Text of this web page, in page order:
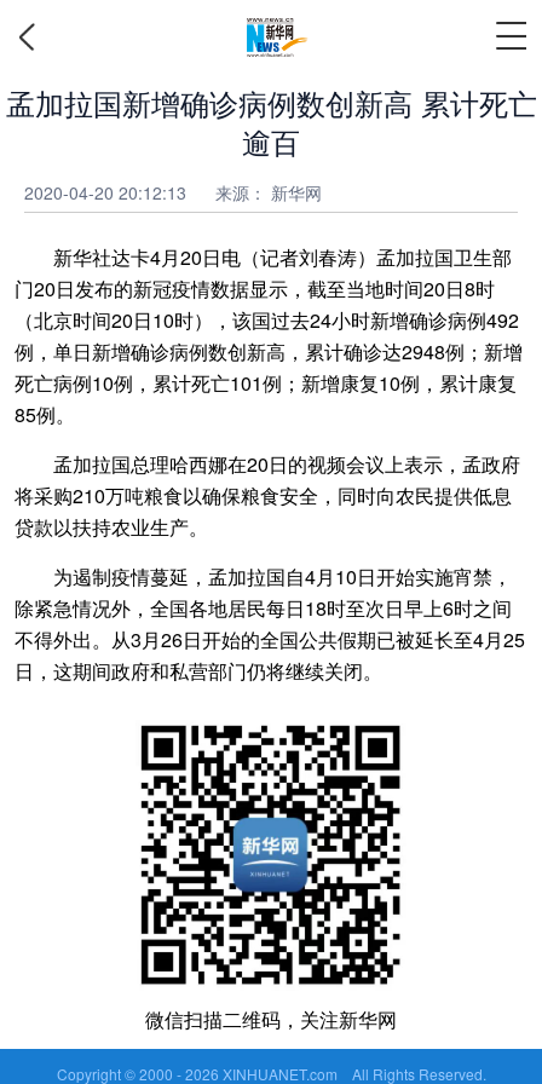
孟加拉国新增确诊病例数创新高 累计死亡
逾百
2020-04-20 20:12:13 来源： 新华网
新华社达卡4月20日电（记者刘春涛）孟加拉国卫生部
门20日发布的新冠疫情数据显示，截至当地时间20日8时
（北京时间20日10时），该国过去24小时新增确诊病例492
例，单日新增确诊病例数创新高，累计确诊达2948例；新增
死亡病例10例，累计死亡101例；新增康复10例，累计康复
85例。
孟加拉国总理哈西娜在20日的视频会议上表示，孟政府
将采购210万吨粮食以确保粮食安全，同时向农民提供低息
贷款以扶持农业生产。
为遏制疫情蔓延，孟加拉国自4月10日开始实施宵禁，
除紧急情况外，全国各地居民每日18时至次日早上6时之间
不得外出。从3月26日开始的全国公共假期已被延长至4月25
日，这期间政府和私营部门仍将继续关闭。
微信扫描二维码，关注新华网
Copyright © 2000 -2026 XINHUANET.com All Rights Reserved.